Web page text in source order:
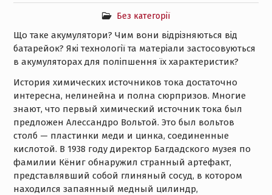
Без категорії
Що таке акумулятори? Чим вони відрізняються від
батарейок? Які технології та матеріали застосовуються
в акумуляторах для поліпшення їх характеристик?
История химических источников тока достаточно
интересна, нелинейна и полна сюрпризов. Многие
знают, что первый химический источник тока был
предложен Алессандро Вольтой. Это был вольтов
столб — пластинки меди и цинка, соединенные
кислотой. В 1938 году директор Багдадского музея по
фамилии Кёниг обнаружил странный артефакт,
представлявший собой глиняный сосуд, в котором
находился запаянный медный цилиндр,